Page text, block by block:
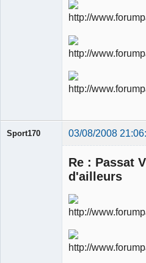
Sport170 03/08/2008
Re : Passat
d'ailleurs